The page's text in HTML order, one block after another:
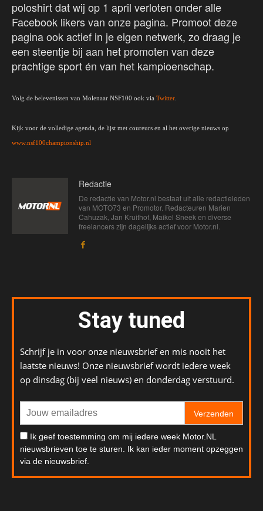
poloshirt dat wij op 1 april verloten onder alle
Facebook likers van onze pagina. Promoot deze
pagina ook actief in je eigen netwerk, zo draag je
een steentje bij aan het promoten van deze
prachtige sport én van het kampioenschap.
Volg de belevenissen van Molenaar NSF100 ook via Twitter.
Kijk voor de volledige agenda, de lijst met coureurs en al het overige nieuws op
www.nsf100championship.nl
Redactie
De redactie van Motor.nl bestaat uit alle redactieleden
van MOTO73 en Promotor. Redacteuren Marien
Cahuzak, Jan Kruithof, Maikel Sneek en diverse
freelancers zijn dagelijks actief voor Motor.nl.
Stay tuned
Schrijf je in voor onze nieuwsbrief en mis nooit het
laatste nieuws! Onze nieuwsbrief wordt iedere week
op dinsdag (bij veel nieuws) en donderdag verstuurd.
Verzenden
Ik geef toestemming om mij iedere week Motor.NL
nieuwsbrieven toe te sturen. Ik kan ieder moment opzeggen
via de nieuwsbrief.